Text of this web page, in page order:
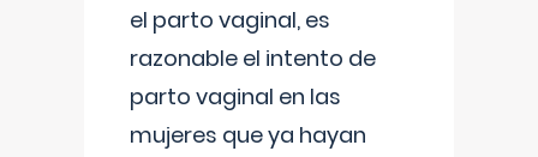
el parto vaginal, es
razonable el intento de
parto vaginal en las
mujeres que ya hayan